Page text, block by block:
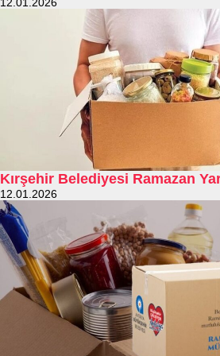
12.01.2026
Kırşehir Belediyesi Ramazan
12.01.2026